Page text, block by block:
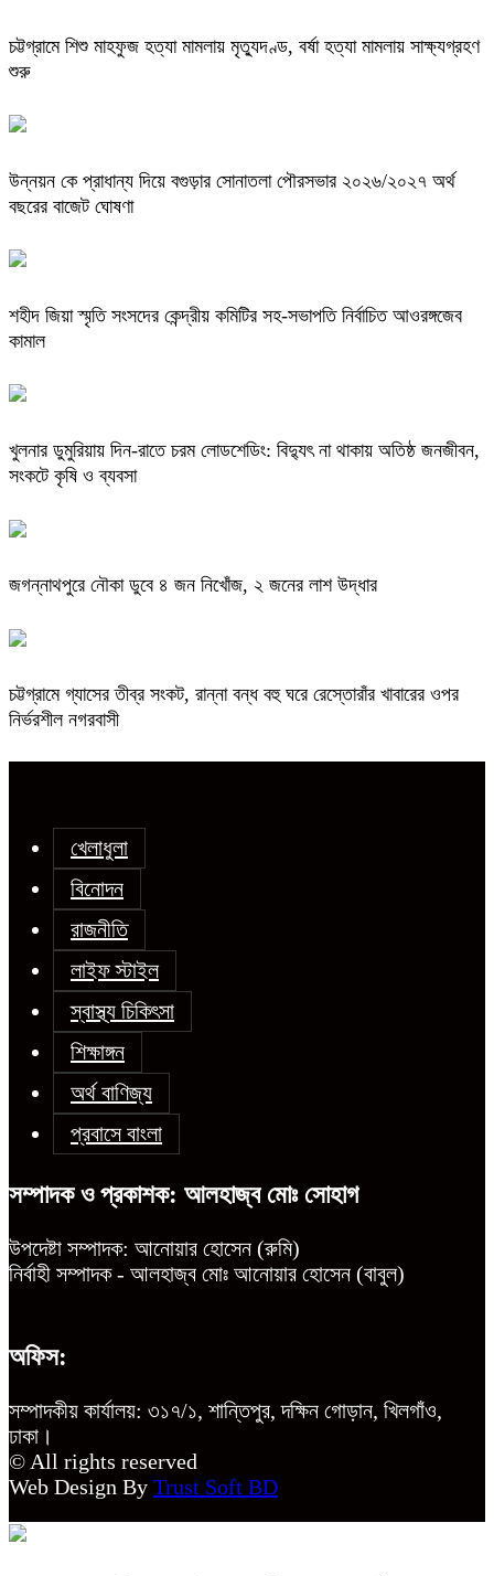
চট্টগ্রামে শিশু মাহফুজ হত্যা মামলায় মৃত্যুদণ্ড, বর্ষা হত্যা মামলায় সাক্ষ্যগ্রহণ
শুরু
উন্নয়ন কে প্রাধান্য দিয়ে বগুড়ার সোনাতলা পৌরসভার ২০২৬/২০২৭ অর্থ
বছরের বাজেট ঘোষণা
শহীদ জিয়া স্মৃতি সংসদের কেন্দ্রীয় কমিটির সহ-সভাপতি নির্বাচিত আওরঙ্গজেব
কামাল
খুলনার ডুমুরিয়ায় দিন-রাতে চরম লোডশেডিং: বিদ্যুৎ না থাকায় অতিষ্ঠ জনজীবন,
সংকটে কৃষি ও ব্যবসা
জগন্নাথপুরে নৌকা ডুবে ৪ জন নিখোঁজ, ২ জনের লাশ উদ্ধার
চট্টগ্রামে গ্যাসের তীব্র সংকট, রান্না বন্ধ বহু ঘরে রেস্তোরাঁর খাবারের ওপর
নির্ভরশীল নগরবাসী
খেলাধুলা
বিনোদন
রাজনীতি
লাইফ স্টাইল
স্বাস্থ্য চিকিৎসা
শিক্ষাঙ্গন
অর্থ বাণিজ্য
প্রবাসে বাংলা
সম্পাদক ও প্রকাশক: আলহাজ্ব মোঃ সোহাগ
উপদেষ্টা সম্পাদক: আনোয়ার হোসেন (রুমি)
নির্বাহী সম্পাদক - আলহাজ্ব মোঃ আনোয়ার হোসেন (বাবুল)
অফিস:
সম্পাদকীয় কার্যালয়: ৩১৭/১, শান্তিপুর, দক্ষিন গোড়ান, খিলগাঁও,
ঢাকা।
© All rights reserved
Web Design By Trust Soft BD